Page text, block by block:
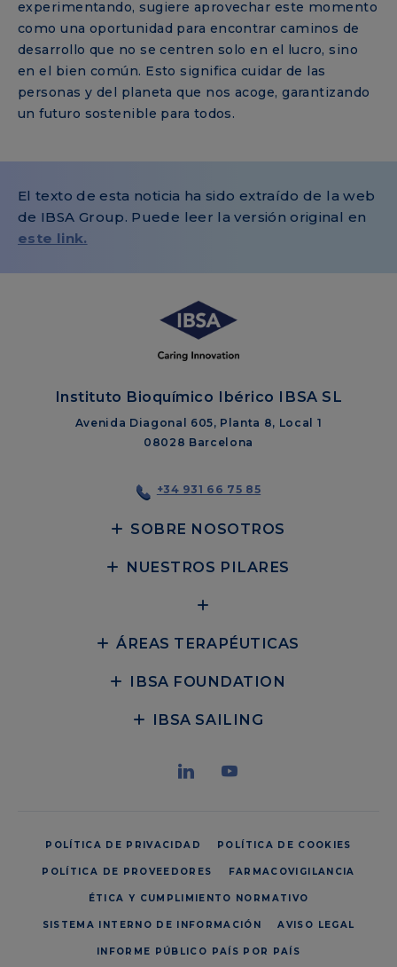
experimentando, sugiere aprovechar este momento
como una oportunidad para encontrar caminos de
desarrollo que no se centren solo en el lucro, sino
en el bien común. Esto significa cuidar de las
personas y del planeta que nos acoge, garantizando
un futuro sostenible para todos.
El texto de esta noticia ha sido extraído de la web
de IBSA Group. Puede leer la versión original en
este link.
Instituto Bioquímico Ibérico IBSA SL
Avenida Diagonal 605, Planta 8, Local 1
08028 Barcelona
+34 931 66 75 85
SOBRE NOSOTROS
NUESTROS PILARES
ÁREAS TERAPÉUTICAS
IBSA FOUNDATION
IBSA SAILING
POLÍTICA DE PRIVACIDAD POLÍTICA DE COOKIES
POLÍTICA DE PROVEEDORES FARMACOVIGILANCIA
ÉTICA Y CUMPLIMIENTO NORMATIVO
SISTEMA INTERNO DE INFORMACIÓN AVISO LEGAL
INFORME PÚBLICO PAÍS POR PAÍS